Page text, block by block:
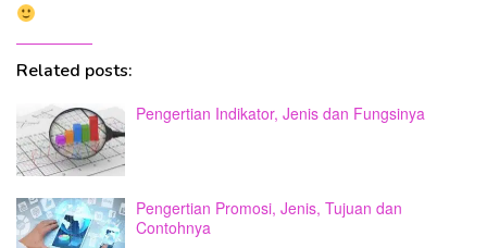
Related posts:
Pengertian Indikator, Jenis dan Fungsinya
Pengertian Promosi, Jenis, Tujuan dan
Contohnya